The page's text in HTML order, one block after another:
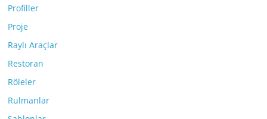
Profiller
Proje
Raylı Araçlar
Restoran
Röleler
Rulmanlar